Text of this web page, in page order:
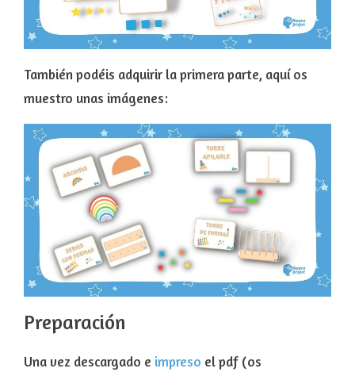
También podéis adquirir la primera parte, aquí os
muestro unas imágenes:
Preparación
Una vez descargado e impreso el pdf (os